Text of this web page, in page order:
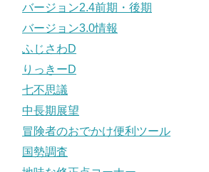
バージョン2.4前期・後期
バージョン3.0情報
ふじさわD
りっきーD
七不思議
中長期展望
冒険者のおでかけ便利ツール
国勢調査